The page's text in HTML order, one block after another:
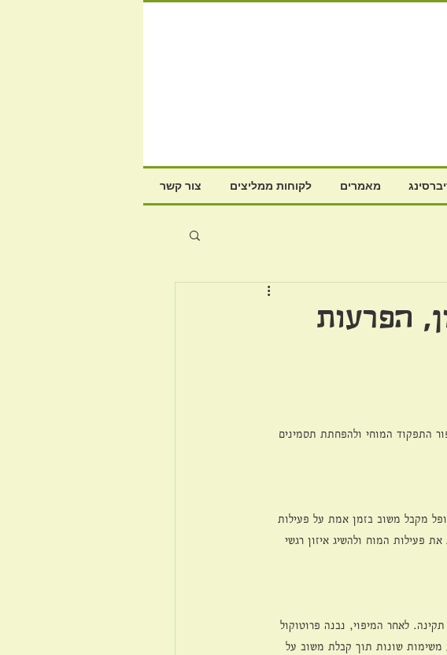
צור קשר לקוחות ממליצים מאמרים
הפרעות
התפקוד המוחי ולהפחתת תסמינים
מקבל משוב בזמן אמת על פעילות
פעילות המוח ולהשיג איזון רגשי
לאחר המיפוי, נבנה פרוטוקול
משימות שונות תוך קבלת משוב על